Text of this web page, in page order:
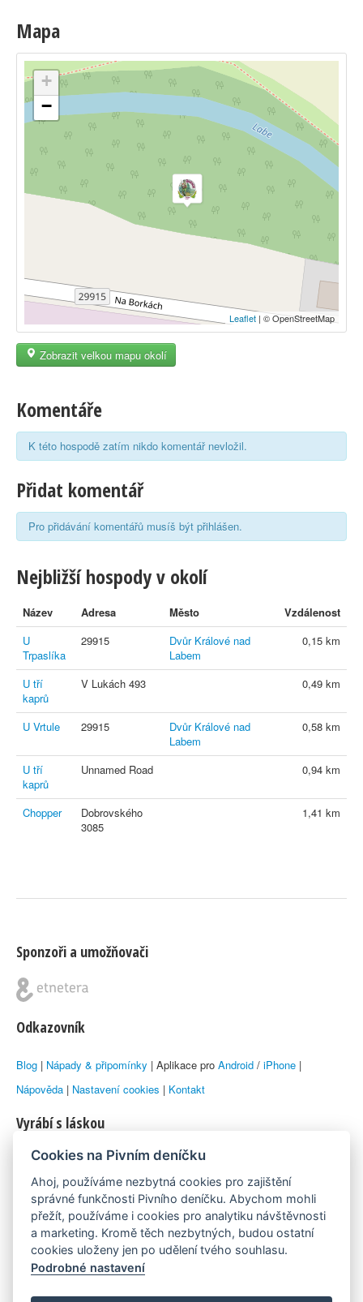
Mapa
+
−
Leaflet | © OpenStreetMap
Zobrazit velkou mapu okolí
Komentáře
K této hospodě zatím nikdo komentář nevložil.
Přidat komentář
Pro přidávání komentářů musíš být přihlášen.
Nejbližší hospody v okolí
Název Adresa Město
Vzdálenost
U
Trpaslíka
29915
Dvůr Králové nad
Labem
0,15 km
U tří
kaprů
V Lukách 493 0,49 km
U Vrtule 29915
Dvůr Králové nad
Labem
0,58 km
U tří
kaprů
Unnamed Road 0,94 km
Chopper
Dobrovského
3085
1,41 km
Sponzoři a umožňovači
Odkazovník
Blog | Nápady & připomínky | Aplikace pro Android / iPhone |
Nápověda | Nastavení cookies | Kontakt
Vyrábí s láskou
© 2010–2026 byLukáš Zemanaka Emka
Máme rádi
Pivní.info
Poznámka pod čarou
Cookies na Pivním deníčku
Ahoj, používáme nezbytná cookies pro zajištění
správné funkčnosti Pivního deníčku. Abychom mohli
přežít, používáme i cookies pro analytiku návštěvnosti
a marketing. Kromě těch nezbytných, budou ostatní
cookies uloženy jen po udělení tvého souhlasu.
Podrobné nastavení